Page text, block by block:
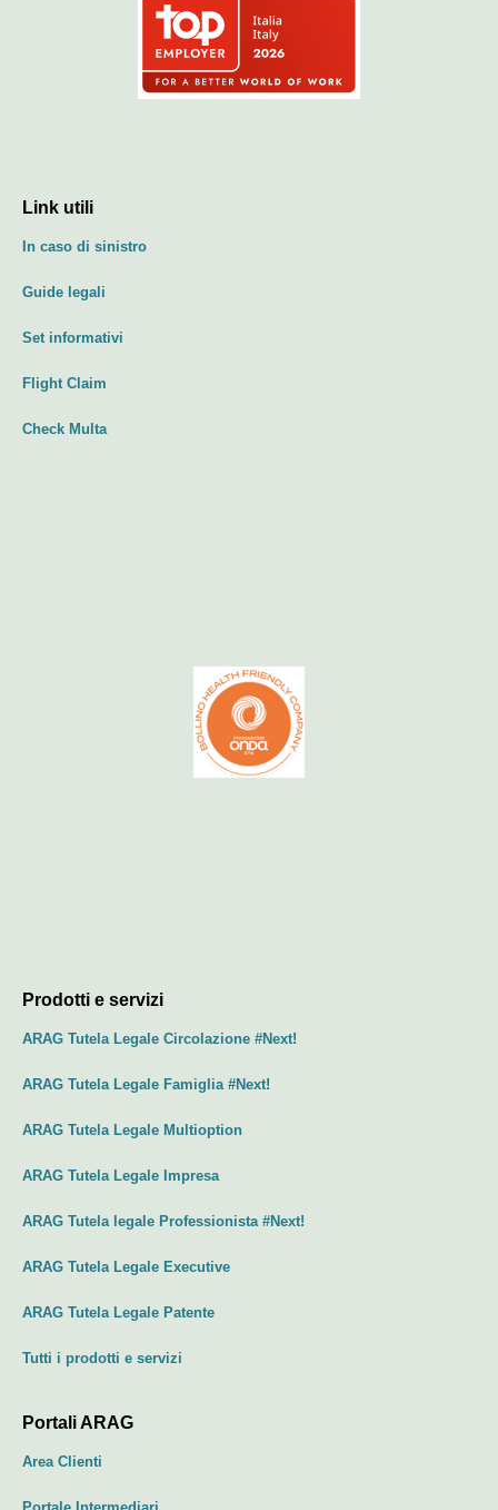
Link utili
In caso di sinistro
Guide legali
Set informativi
Flight Claim
Check Multa
Prodotti e servizi
ARAG Tutela Legale Circolazione #Next!
ARAG Tutela Legale Famiglia #Next!
ARAG Tutela Legale Multioption
ARAG Tutela Legale Impresa
ARAG Tutela legale Professionista #Next!
ARAG Tutela Legale Executive
ARAG Tutela Legale Patente
Tutti i prodotti e servizi
Portali ARAG
Area Clienti